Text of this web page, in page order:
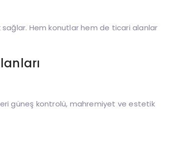
sağlar. Hem konutlar hem de ticari alanlar
güneş kontrolü, mahremiyet ve estetik